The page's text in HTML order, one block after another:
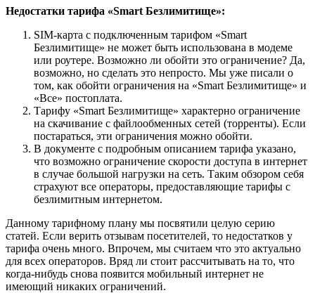
Недостатки тарифа «Smart Безлимитище»:
SIM-карта с подключенным тарифом «Smart
Безлимитище» не может быть использована в модеме
или роутере. Возможно ли обойти это ограничение? Да,
возможно, но сделать это непросто. Мы уже писали о
том, как обойти ограничения на «Smart Безлимитище» и
«Все» постоплата.
Тарифу «Smart Безлимитище» характерно ограничение
на скачивание с файлообменных сетей (торренты). Если
постараться, эти ограничения можно обойти.
В документе с подробным описанием тарифа указано,
что возможно ограничение скорости доступа в интернет
в случае большой нагрузки на сеть. Таким обзором себя
страхуют все операторы, предоставляющие тарифы с
безлимитным интернетом.
Данному тарифному плану мы посвятили целую серию
статей. Если верить отзывам посетителей, то недостатков у
тарифа очень много. Впрочем, мы считаем что это актуально
для всех операторов. Вряд ли стоит рассчитывать на то, что
когда-нибудь снова появится мобильный интернет не
имеющий никаких ограничений.